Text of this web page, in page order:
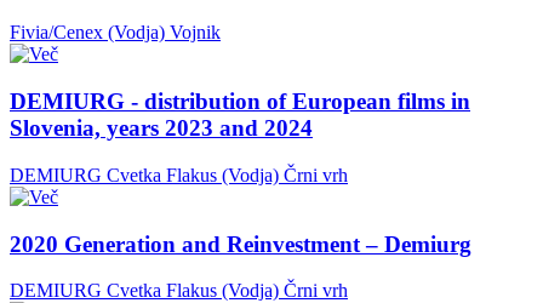
Fivia/Cenex (Vodja) Vojnik
DEMIURG - distribution of European films in
Slovenia, years 2023 and 2024
DEMIURG Cvetka Flakus (Vodja) Črni vrh
2020 Generation and Reinvestment – Demiurg
DEMIURG Cvetka Flakus (Vodja) Črni vrh